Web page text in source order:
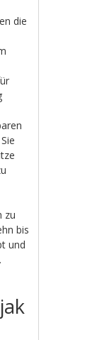
die
zu
bis
und